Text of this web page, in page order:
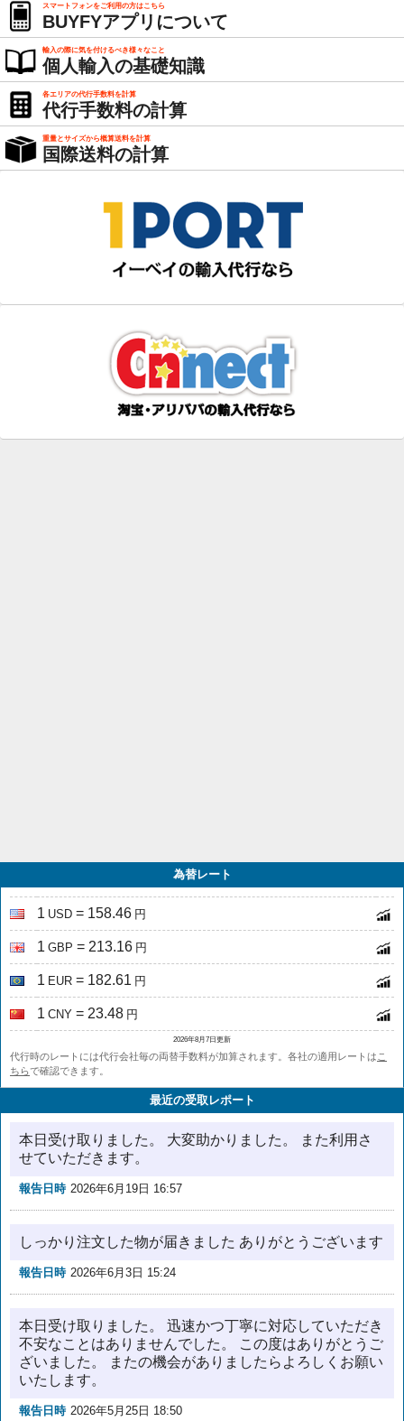
スマートフォンをご利用の方はこちら
BUYFYアプリについて
輸入の際に気を付けるべき様々なこと
個人輸入の基礎知識
各エリアの代行手数料を計算
代行手数料の計算
重量とサイズから概算送料を計算
国際送料の計算
為替レート
1 USD = 158.46 円
1 GBP = 213.16 円
1 EUR = 182.61 円
1 CNY = 23.48 円
2026年8月7日更新
代行時のレートには代行会社毎の両替手数料が加算されます。各社の適用レートは こ
ちらで確認できます。
最近の受取レポート
本日受け取りました。 大変助かりました。 また利用さ
せていただきます。
報告日時 2026年6月19日 16:57
しっかり注文した物が届きました ありがとうございます
報告日時 2026年6月3日 15:24
本日受け取りました。 迅速かつ丁寧に対応していただき
不安なことはありませんでした。 この度はありがとうご
ざいました。 またの機会がありましたらよろしくお願い
いたします。
報告日時 2026年5月25日 18:50